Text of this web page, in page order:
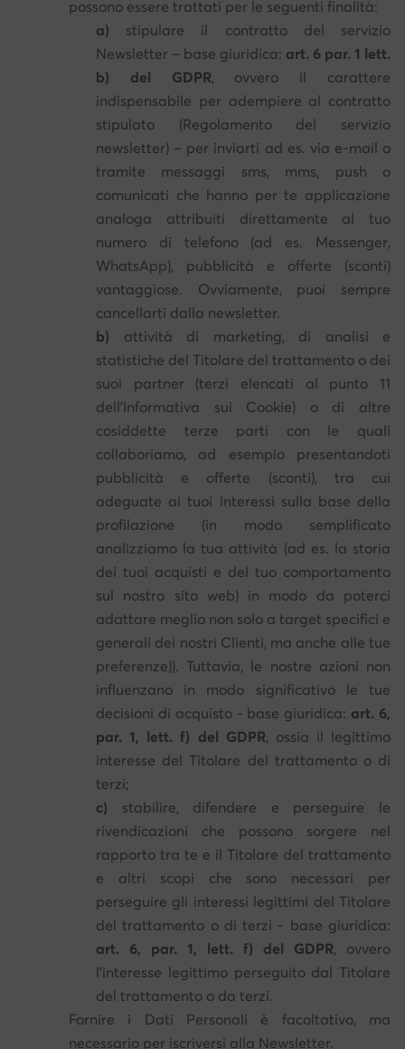
possono essere trattati per le seguenti finalità:
a) stipulare il contratto del servizio
Newsletter – base giuridica: art. 6 par. 1 lett.
b) del GDPR, ovvero il carattere
indispensabile per adempiere al contratto
stipulato (Regolamento del servizio
newsletter) – per inviarti ad es. via e-mail o
tramite messaggi sms, mms, push o
comunicati che hanno per te applicazione
analoga attribuiti direttamente al tuo
numero di telefono (ad es. Messenger,
WhatsApp), pubblicità e offerte (sconti)
vantaggiose. Ovviamente, puoi sempre
cancellarti dalla newsletter.
b) attività di marketing, di analisi e
statistiche del Titolare del trattamento o dei
suoi partner (terzi elencati al punto 11
dell'Informativa sui Cookie) o di altre
cosiddette terze parti con le quali
collaboriamo, ad esempio presentandoti
pubblicità e offerte (sconti), tra cui
adeguate ai tuoi interessi sulla base della
profilazione (in modo semplificato
analizziamo la tua attività (ad es. la storia
dei tuoi acquisti e del tuo comportamento
sul nostro sito web) in modo da poterci
adattare meglio non solo a target specifici e
generali dei nostri Clienti, ma anche alle tue
preferenze)). Tuttavia, le nostre azioni non
influenzano in modo significativo le tue
decisioni di acquisto - base giuridica: art. 6,
par. 1, lett. f) del GDPR, ossia il legittimo
interesse del Titolare del trattamento o di
terzi;
c) stabilire, difendere e perseguire le
rivendicazioni che possono sorgere nel
rapporto tra te e il Titolare del trattamento
e altri scopi che sono necessari per
perseguire gli interessi legittimi del Titolare
del trattamento o di terzi - base giuridica:
art. 6, par. 1, lett. f) del GDPR, ovvero
l'interesse legittimo perseguito dal Titolare
del trattamento o da terzi.
Fornire i Dati Personali è facoltativo, ma
necessario per iscriversi alla Newsletter.